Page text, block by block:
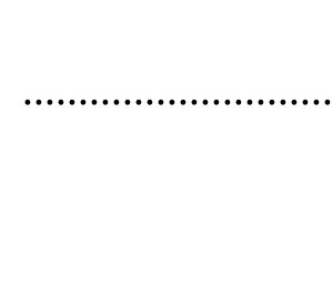
............................